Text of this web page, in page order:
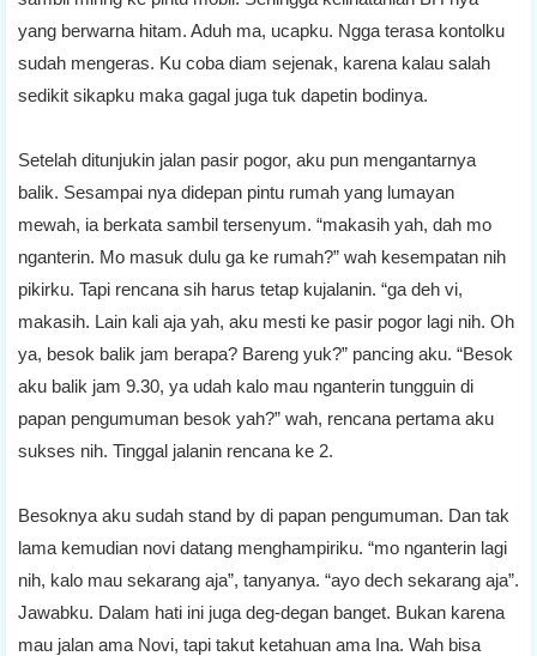
yang berwarna hitam. Aduh ma, ucapku. Ngga terasa kontolku
sudah mengeras. Ku coba diam sejenak, karena kalau salah
sedikit sikapku maka gagal juga tuk dapetin bodinya.
Setelah ditunjukin jalan pasir pogor, aku pun mengantarnya
balik. Sesampai nya didepan pintu rumah yang lumayan
mewah, ia berkata sambil tersenyum. “makasih yah, dah mo
nganterin. Mo masuk dulu ga ke rumah?” wah kesempatan nih
pikirku. Tapi rencana sih harus tetap kujalanin. “ga deh vi,
makasih. Lain kali aja yah, aku mesti ke pasir pogor lagi nih. Oh
ya, besok balik jam berapa? Bareng yuk?” pancing aku. “Besok
aku balik jam 9.30, ya udah kalo mau nganterin tungguin di
papan pengumuman besok yah?” wah, rencana pertama aku
sukses nih. Tinggal jalanin rencana ke 2.
Besoknya aku sudah stand by di papan pengumuman. Dan tak
lama kemudian novi datang menghampiriku. “mo nganterin lagi
nih, kalo mau sekarang aja”, tanyanya. “ayo dech sekarang aja”.
Jawabku. Dalam hati ini juga deg-degan banget. Bukan karena
mau jalan ama Novi, tapi takut ketahuan ama Ina. Wah bisa